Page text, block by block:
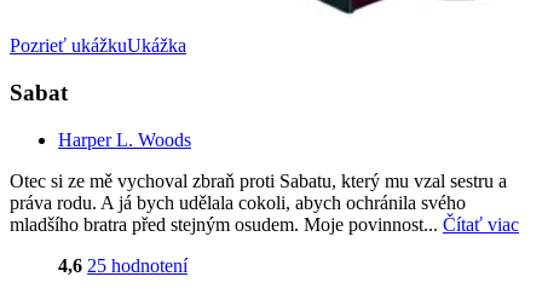
Pozrieť ukážkuUkážka
Sabat
Harper L. Woods
Otec si ze mě vychoval zbraň proti Sabatu, který mu vzal sestru a
práva rodu. A já bych udělala cokoli, abych ochránila svého
mladšího bratra před stejným osudem. Moje povinnost... Čítať viac
4,6 25 hodnotení